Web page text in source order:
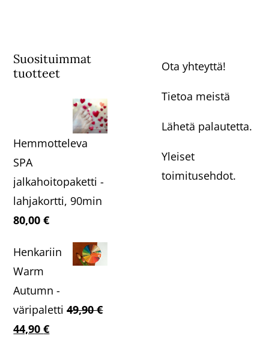
Suosituimmat
tuotteet
Hemmotteleva
SPA
jalkahoitopaketti -
lahjakortti, 90min
80,00€
Henkariin
Warm
Autumn -
väripaletti 49,90€
Alkuperäinen
44,90€Nykyinen
Ota yhteyttä!
Tietoa meistä
Lähetä palautetta.
Yleiset
toimitusehdot.